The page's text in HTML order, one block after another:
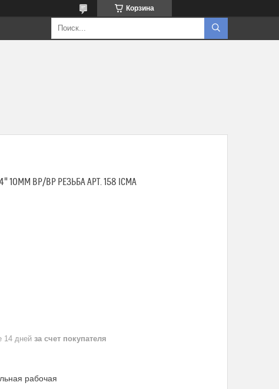
Корзина
10ММ ВР/ВР РЕЗЬБА АРТ. 158 ICMA
14 дней за счет покупателя
рабочая